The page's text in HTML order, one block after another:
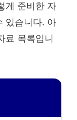
게 준비한 자
있습니다. 아
료 목록입니